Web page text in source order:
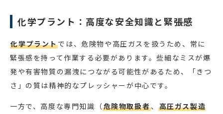
化学プラント：高度な安全知識と緊張感
化学プラントでは、危険物や高圧ガスを扱うため、常に
緊張感を持って作業する必要があります。些細なミスが爆
発や有害物質の漏洩につながる可能性があるため、「きつ
さ」の質は精神的なプレッシャーが中心です。
一方で、高度な専門知識（危険物取扱者、高圧ガス製造